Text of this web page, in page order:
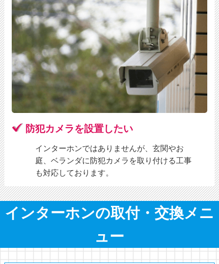
防犯カメラを設置したい
インターホンではありませんが、玄関やお
庭、ベランダに防犯カメラを取り付ける工事
も対応しております。
インターホンの取付・交換メニ
ュー